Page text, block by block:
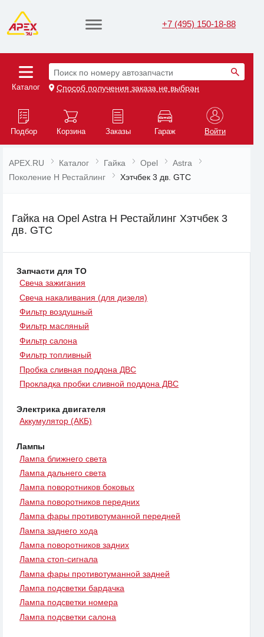
+7 (495) 150-18-88
Каталог
Поиск по номеру автозапчасти
Способ получения заказа не выбран
Подбор Корзина Заказы Гараж Войти
APEX.RU Каталог Гайка Opel
Astra
Поколение H Рестайлинг
Хэтчбек 3 дв. GTC
Гайка на Opel Astra H Рестайлинг Хэтчбек 3
дв. GTC
Запчасти для ТО
Свеча зажигания
Свеча накаливания (для дизеля)
Фильтр воздушный
Фильтр масляный
Фильтр салона
Фильтр топливный
Пробка сливная поддона ДВС
Прокладка пробки сливной поддона ДВС
Электрика двигателя
Аккумулятор (АКБ)
Лампы
Лампа ближнего света
Лампа дальнего света
Лампа поворотников боковых
Лампа поворотников передних
Лампа фары противотуманной передней
Лампа заднего хода
Лампа поворотников задних
Лампа стоп-сигнала
Лампа фары противотуманной задней
Лампа подсветки бардачка
Лампа подсветки номера
Лампа подсветки салона